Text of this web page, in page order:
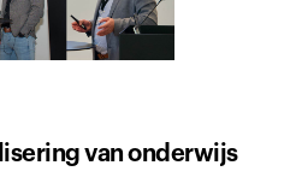
van onderwijs